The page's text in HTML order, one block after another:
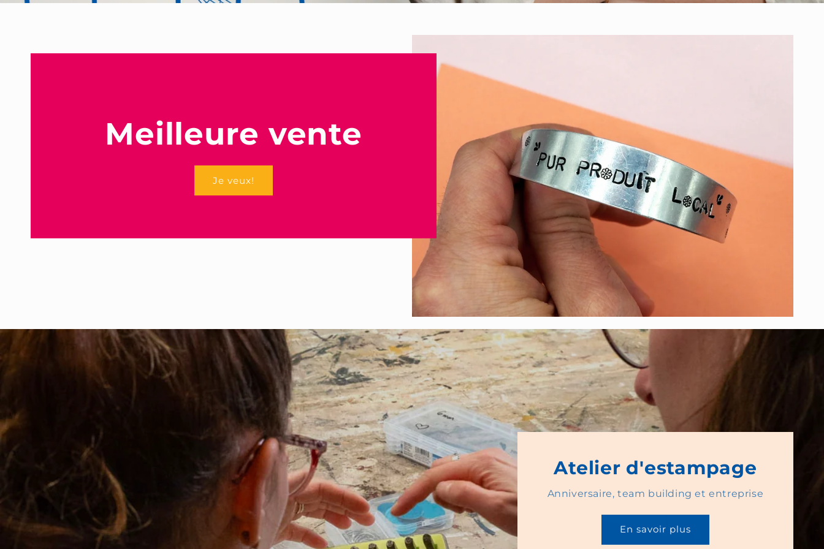
Meilleure vente
Je veux!
Atelier d'estampage
Anniversaire, team building et entreprise
En savoir plus